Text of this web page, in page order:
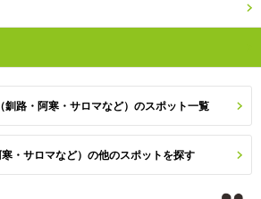
釧路・阿寒・サロマなど）のスポット一覧
・サロマなど）の他のスポットを探す